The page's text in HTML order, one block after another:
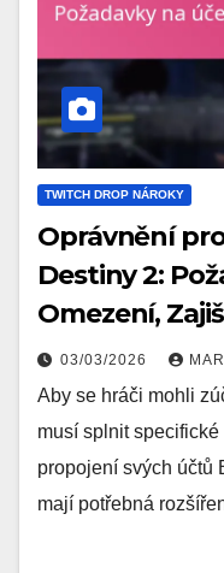
TWITCH DROP NÁROKY
Oprávnění
Destiny 2:
Omezení,
03/03/2026
Aby se hráči mohli
musí splnit
propojení svých účtů
mají potřebná